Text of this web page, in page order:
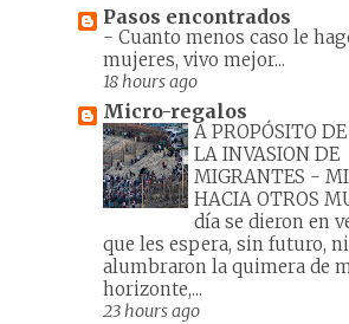
Pasos encontrados
- Cuanto menos caso le
mujeres, vivo mejor...
18 hours ago
Micro-regalos
A PROPÓSITO
LA INVASION DE
MIGRANTES -
HACIA OTROS
día se dieron en
que les espera, sin futuro,
alumbraron la quimera de
horizonte,...
23 hours ago